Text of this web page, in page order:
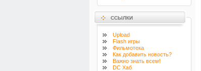
ССЫЛКИ
Upload
Flash игры
Фильмотека
Как добавить новость?
Важно знать всем!
DC Хаб